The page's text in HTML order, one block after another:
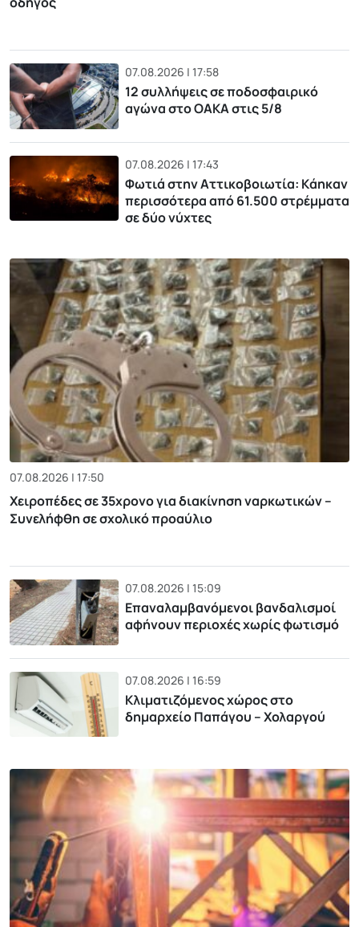
07.08.2026 | 17:58
12 συλλήψεις σε ποδοσφαιρικό
αγώνα στο ΟΑΚΑ στις 5/8
07.08.2026 | 17:43
Φωτιά στην Αττικοβοιωτία: Kάηκαν
περισσότερα από 61.500 στρέμματα
σε δύο νύχτες
07.08.2026 | 17:50
Χειροπέδες σε 35χρονο για διακίνηση ναρκωτικών –
Συνελήφθη σε σχολικό προαύλιο
07.08.2026 | 15:09
Επαναλαμβανόμενοι βανδαλισμοί
αφήνουν περιοχές χωρίς φωτισμό
07.08.2026 | 16:59
Κλιματιζόμενος χώρος στο
δημαρχείο Παπάγου – Χολαργού